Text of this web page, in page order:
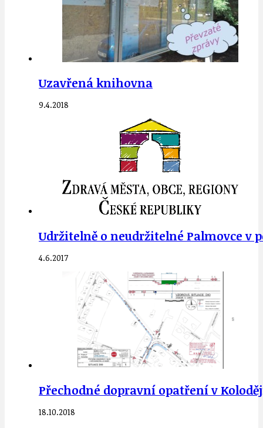
Uzavřená knihovna
9.4.2018
Udržitelně o neudržitelné Palmovce v
4.6.2017
Přechodné dopravní opatření v
18.10.2018